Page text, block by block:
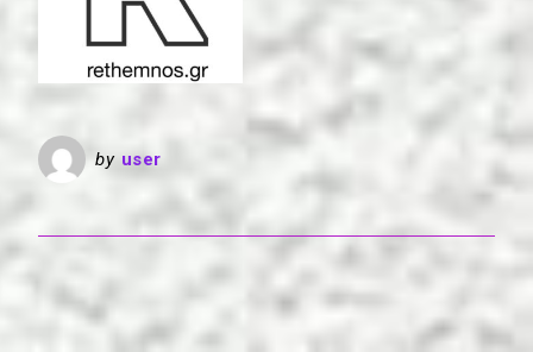
by user